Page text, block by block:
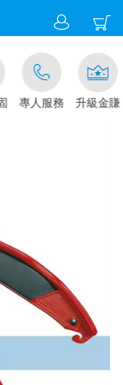
我看
專人服務 升級金賺